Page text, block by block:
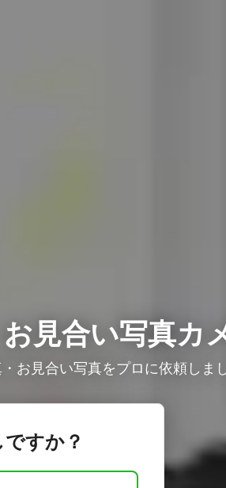
見合い写真カ
お見合い写真をプロに依頼しまし
すか？